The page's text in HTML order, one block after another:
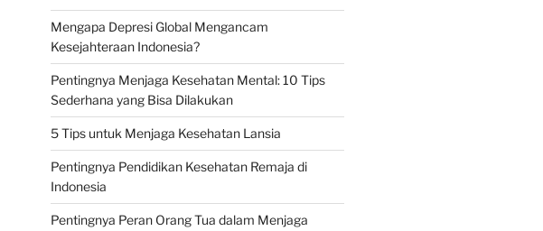
Mengapa Depresi Global Mengancam
Kesejahteraan Indonesia?
Pentingnya Menjaga Kesehatan Mental: 10 Tips
Sederhana yang Bisa Dilakukan
5 Tips untuk Menjaga Kesehatan Lansia
Pentingnya Pendidikan Kesehatan Remaja di
Indonesia
Pentingnya Peran Orang Tua dalam Menjaga